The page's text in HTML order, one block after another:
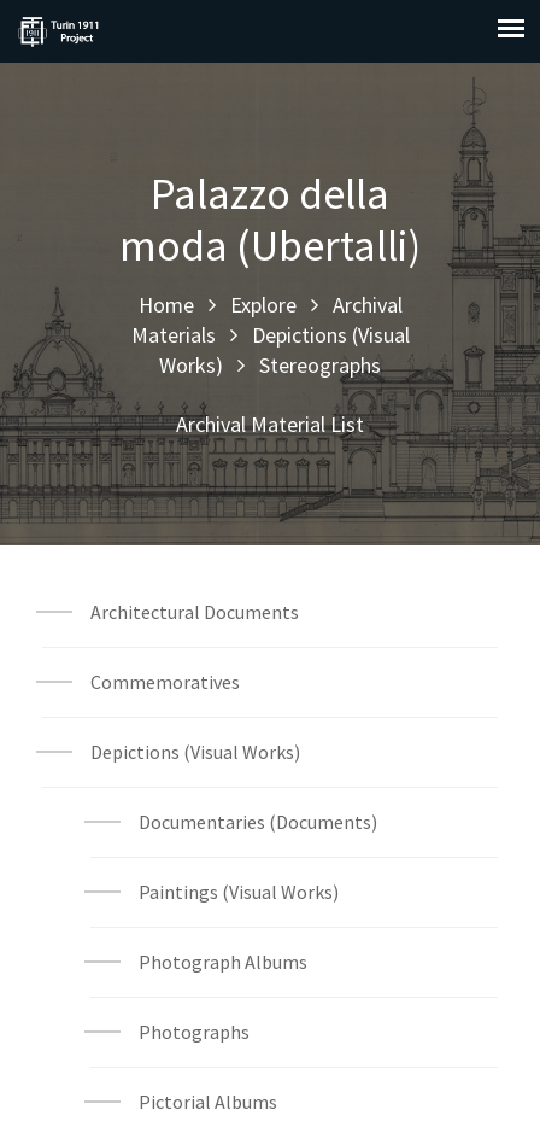
Palazzo della
moda (Ubertalli)
Home Explore
Archival
Materials
Depictions (Visual
Works)
Stereographs
Archival Material List
Architectural Documents
Commemoratives
Depictions (Visual Works)
Documentaries (Documents)
Paintings (Visual Works)
Photograph Albums
Photographs
Pictorial Albums